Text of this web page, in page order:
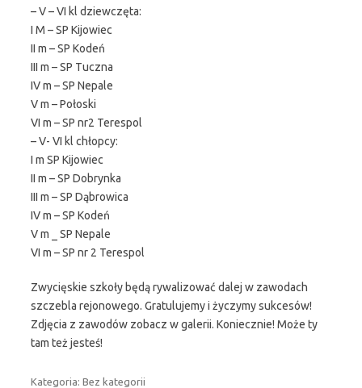
– V – VI kl dziewczęta:
I M – SP Kijowiec
II m – SP Kodeń
III m – SP Tuczna
IV m – SP Nepale
V m – Połoski
VI m – SP nr2 Terespol
– V- VI kl chłopcy:
I m SP Kijowiec
II m – SP Dobrynka
III m – SP Dąbrowica
IV m – SP Kodeń
V m _ SP Nepale
VI m – SP nr 2 Terespol
Zwycięskie szkoły będą rywalizować dalej w zawodach
szczebla rejonowego. Gratulujemy i życzymy sukcesów!
Zdjęcia z zawodów zobacz w galerii. Koniecznie! Może ty
tam też jesteś!
Kategoria: Bez kategorii